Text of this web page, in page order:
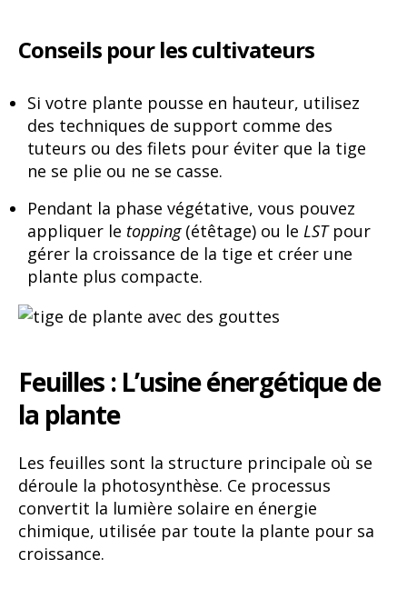
Conseils pour les cultivateurs
Si votre plante pousse en hauteur, utilisez
des techniques de support comme des
tuteurs ou des filets pour éviter que la tige
ne se plie ou ne se casse.
Pendant la phase végétative, vous pouvez
appliquer le topping(étêtage) ou le LSTpour
gérer la croissance de la tige et créer une
plante plus compacte.
Feuilles : L’usine énergétique de
la plante
Les feuilles sont la structure principale où se
déroule la photosynthèse. Ce processus
convertit la lumière solaire en énergie
chimique, utilisée par toute la plante pour sa
croissance.